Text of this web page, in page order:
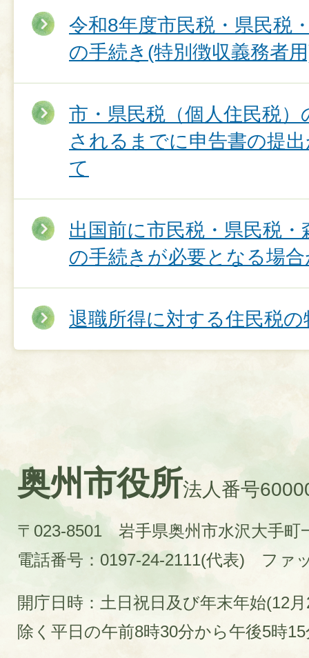
令和8年度市民税・県民税
の手続き(特別徴収義務者
市・県民税（個人住民税
されるまでに申告書の提
て
出国前に市民税・県民税
の手続きが必要となる場
退職所得に対する住民税の
奥州市役所法人番号
〒023-8501 岩手県奥州市水沢大手町
電話番号：0197-24-2111(代表)
ファ
開庁日時：土日祝日及び年末年始(12
除く平日の午前8時30分から午後5時